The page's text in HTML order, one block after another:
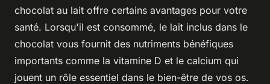
chocolat au lait offre certains avantages pour votre
santé. Lorsqu'il est consommé, le lait inclus dans le
chocolat vous fournit des nutriments bénéfiques
importants comme la vitamine D et le calcium qui
jouent un rôle essentiel dans le bien-être de vos os.